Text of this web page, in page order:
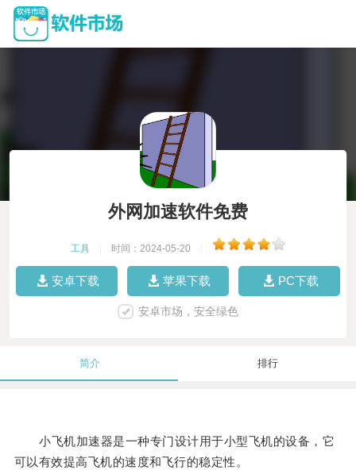
外网加速软件免费
工具 时间：2024-05-20
安卓下载 苹果下载 PC下载
安卓市场，安全绿色
简介 排行
小飞机加速器是一种专门设计用于小型飞机的设备，它
可以有效提高飞机的速度和飞行的稳定性。